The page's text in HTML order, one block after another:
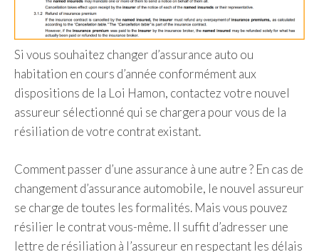
Si vous souhaitez changer d’assurance auto ou
habitation en cours d’année conformément aux
dispositions de la Loi Hamon, contactez votre nouvel
assureur sélectionné qui se chargera pour vous de la
résiliation de votre contrat existant.
Comment passer d’une assurance à une autre ? En cas de
changement d’assurance automobile, le nouvel assureur
se charge de toutes les formalités. Mais vous pouvez
résilier le contrat vous-même. Il suffit d’adresser une
lettre de résiliation à l’assureur en respectant les délais